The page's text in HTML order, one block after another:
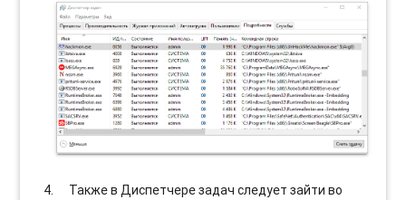
Также в Диспетчере задач следует зайти во